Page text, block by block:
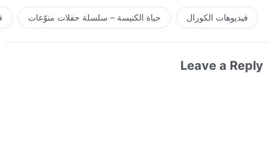
فيديوهات الكورال حياة الكنيسة – سلسلة حفلات منوّعات
Leave a Reply